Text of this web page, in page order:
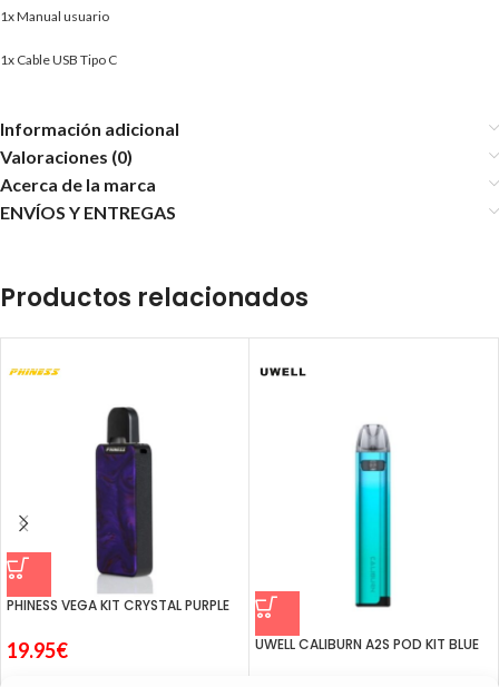
1x Manual usuario
1x Cable USB Tipo C
Información adicional
Valoraciones (0)
Acerca de la marca
ENVÍOS Y ENTREGAS
Productos relacionados
PHINESS VEGA KIT CRYSTAL PURPLE
19.95€ UWELL CALIBURN A2S POD KIT BLUE